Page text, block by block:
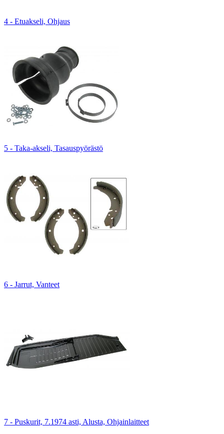
4 - Etuakseli, Ohjaus
5 - Taka-akseli, Tasauspyörästö
6 - Jarrut, Vanteet
7 - Puskurit, 7.1974 asti, Alusta, Ohjainlaitteet